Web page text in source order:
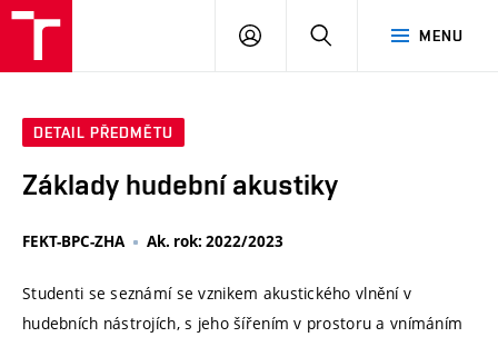
MENU
PŘIHLÁSIT
DETAIL PŘEDMĚTU
Základy hudební akustiky
FEKT-BPC-ZHA Ak. rok: 2022/2023
Studenti se seznámí se vznikem akustického vlnění v
hudebních nástrojích, s jeho šířením v prostoru a vnímáním